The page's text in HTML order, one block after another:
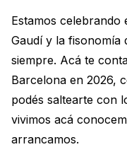
Estamos celebrando
Gaudí y la fisonomía
siempre. Acá te
Barcelona en 2026,
podés saltearte con
vivimos acá
arrancamos.